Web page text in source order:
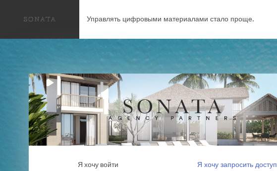
Управлять цифровыми материалами стало проще.
Я хочу войти Я хочу запросить доступ